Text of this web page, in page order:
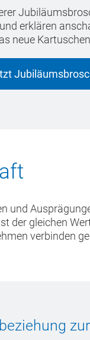
erklären
neue
und
der gleichen
verbinden